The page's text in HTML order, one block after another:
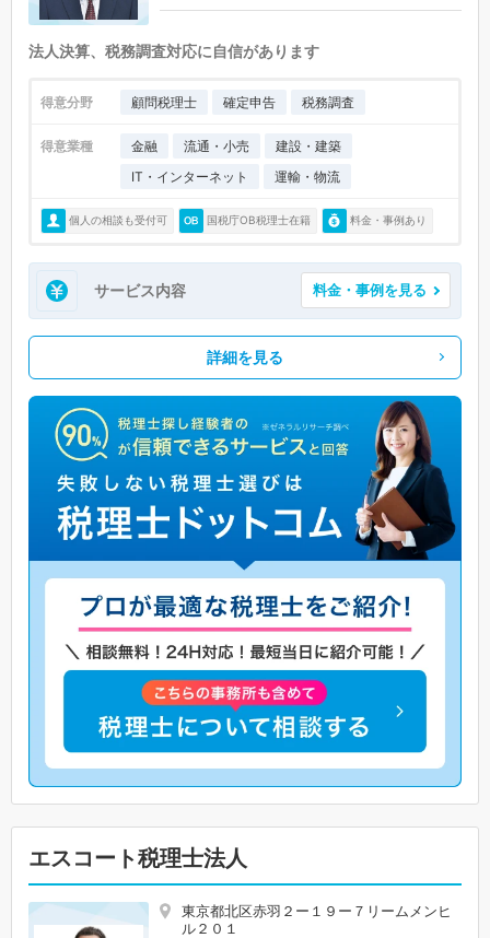
法人決算、税務調査対応に自信があります
得意分野 顧問税理士 確定申告 税務調査
得意業種 金融 流通・小売
建設・建築
IT・インターネット
運輸・物流
個人の相談も受付可 国税庁OB税理士在籍 料金・事例あり
サービス内容 料金・事例を見る
詳細を見る
エスコート税理士法人
東京都北区赤羽２ー１９ー７リームメンヒ
ル２０１